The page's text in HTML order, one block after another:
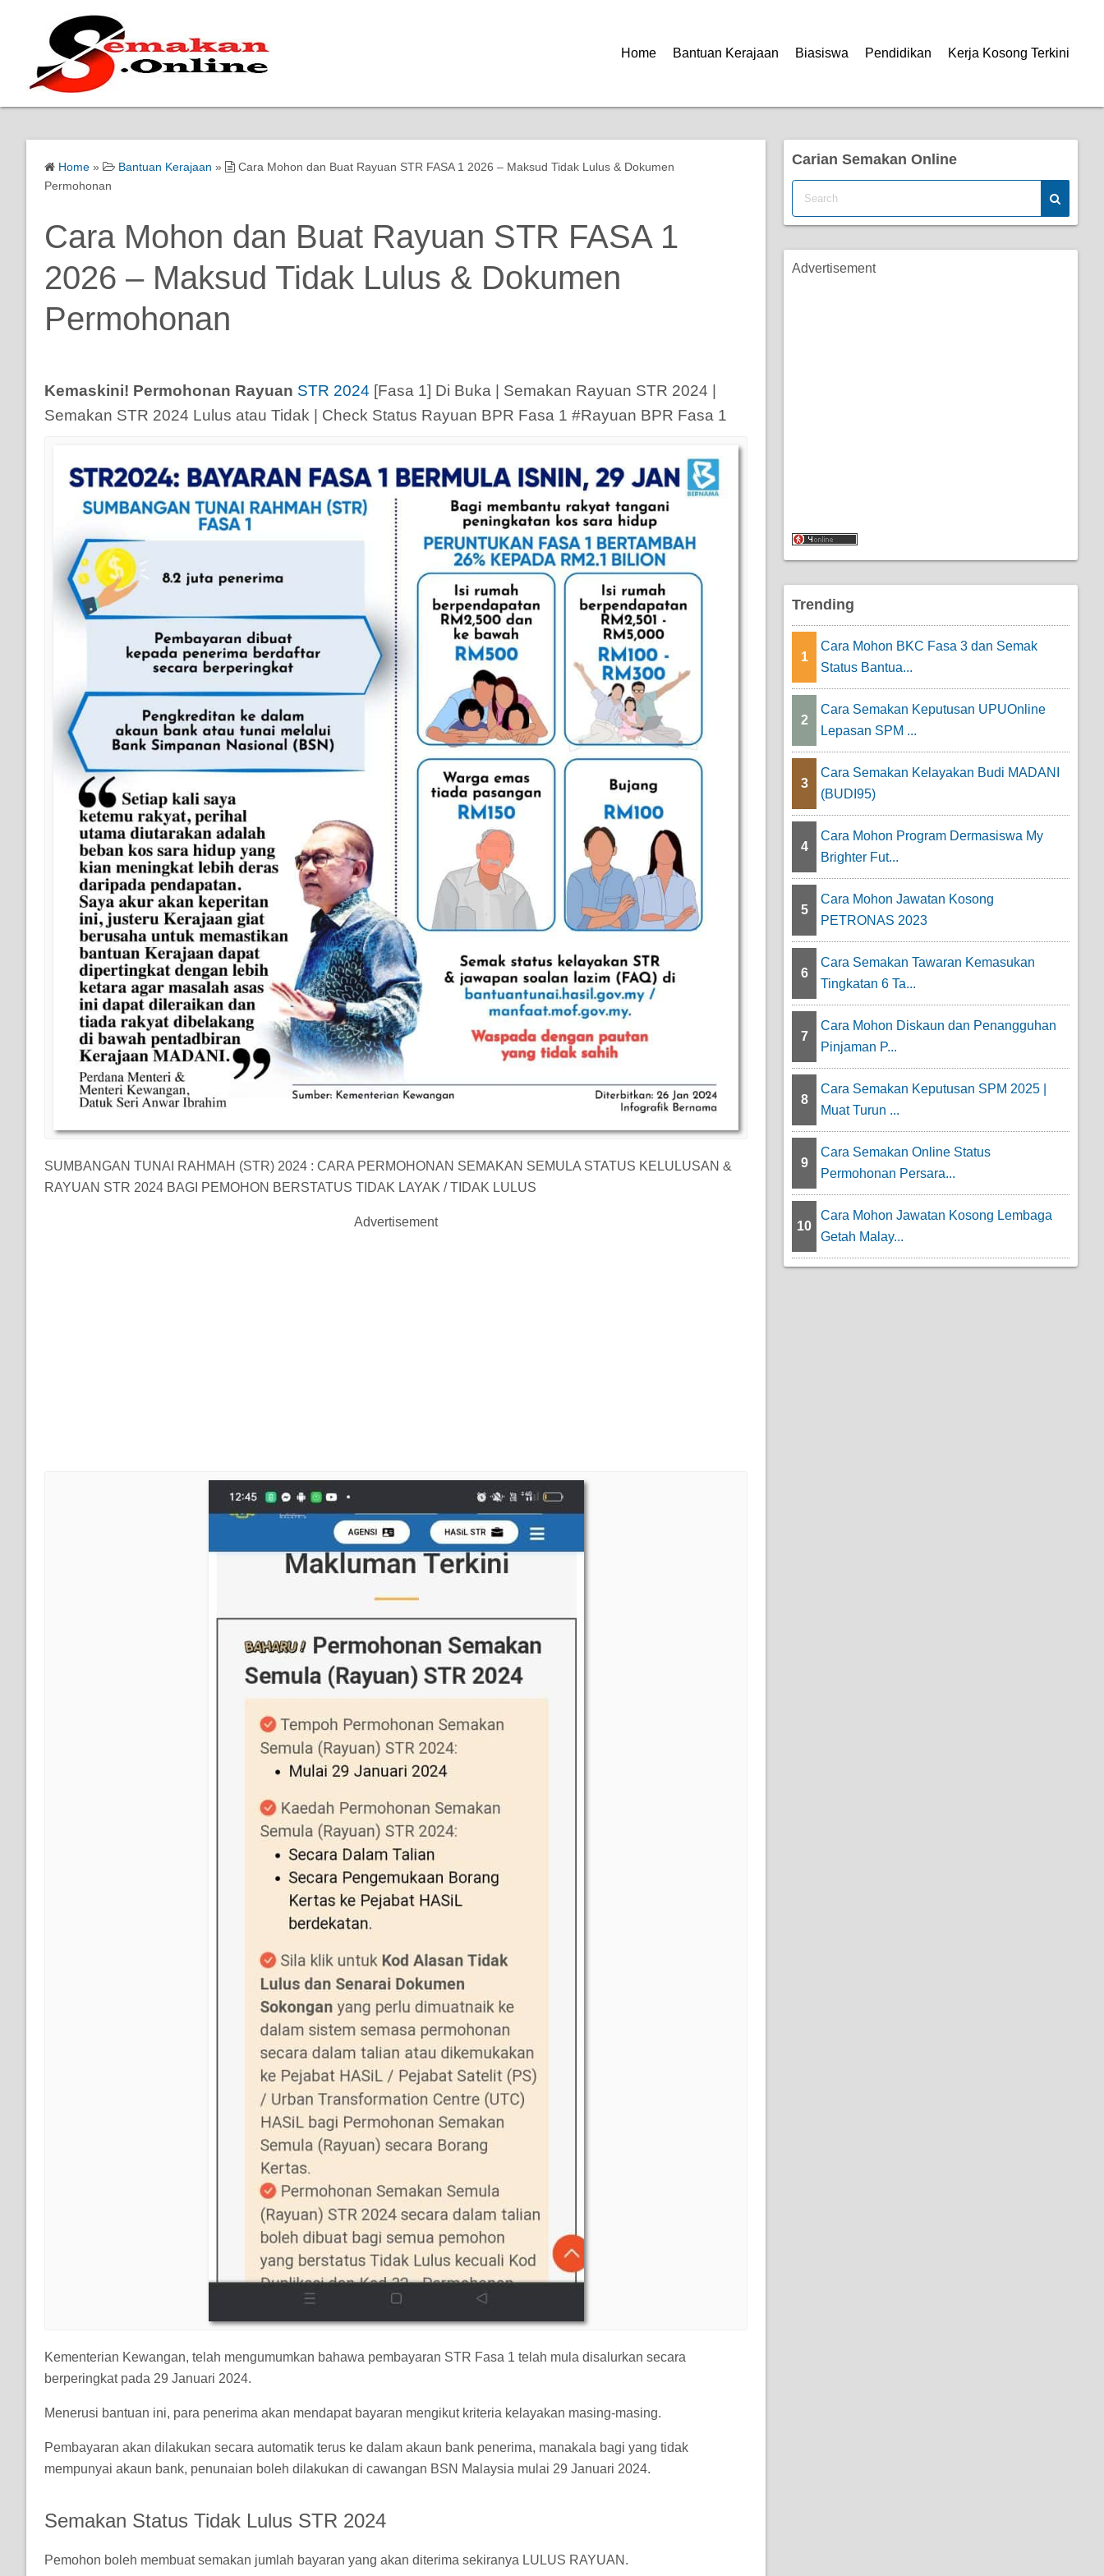
Home Bantuan Kerajaan Biasiswa Pendidikan Kerja Kosong Terkini
Home » Bantuan Kerajaan »
Cara Mohon dan Buat Rayuan STR FASA 1 2026 – Maksud Tidak Lulus & Dokumen
Permohonan
Cara Mohon dan Buat Rayuan STR FASA 1
2026 – Maksud Tidak Lulus & Dokumen
Permohonan
Kemaskini! Permohonan Rayuan STR 2024 [Fasa 1] Di Buka | Semakan Rayuan STR 2024 |
Semakan STR 2024 Lulus atau Tidak | Check Status Rayuan BPR Fasa 1 #Rayuan BPR Fasa 1
SUMBANGAN TUNAI RAHMAH (STR) 2024 : CARA PERMOHONAN SEMAKAN SEMULA STATUS KELULUSAN &
RAYUAN STR 2024 BAGI PEMOHON BERSTATUS TIDAK LAYAK / TIDAK LULUS
Advertisement
Kementerian Kewangan, telah mengumumkan bahawa pembayaran STR Fasa 1 telah mula disalurkan secara
berperingkat pada 29 Januari 2024.
Menerusi bantuan ini, para penerima akan mendapat bayaran mengikut kriteria kelayakan masing-masing.
Pembayaran akan dilakukan secara automatik terus ke dalam akaun bank penerima, manakala bagi yang tidak
mempunyai akaun bank, penunaian boleh dilakukan di cawangan BSN Malaysia mulai 29 Januari 2024.
Semakan Status Tidak Lulus STR 2024
Pemohon boleh membuat semakan jumlah bayaran yang akan diterima sekiranya LULUS RAYUAN.
Carian Semakan Online
Advertisement
Trending
1
Cara Mohon BKC Fasa 3 dan Semak
Status Bantua...
2
Cara Semakan Keputusan UPUOnline
Lepasan SPM ...
3
Cara Semakan Kelayakan Budi MADANI
(BUDI95)
4
Cara Mohon Program Dermasiswa My
Brighter Fut...
5
Cara Mohon Jawatan Kosong
PETRONAS 2023
6
Cara Semakan Tawaran Kemasukan
Tingkatan 6 Ta...
7
Cara Mohon Diskaun dan Penangguhan
Pinjaman P...
8
Cara Semakan Keputusan SPM 2025 |
Muat Turun ...
9
Cara Semakan Online Status
Permohonan Persara...
10
Cara Mohon Jawatan Kosong Lembaga
Getah Malay...